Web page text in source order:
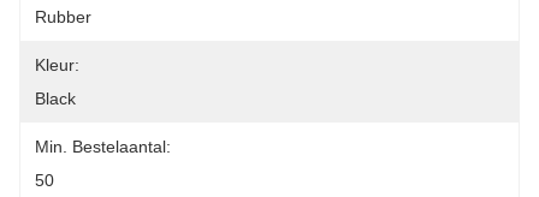
Rubber
Kleur:
Black
Min. Bestelaantal:
50